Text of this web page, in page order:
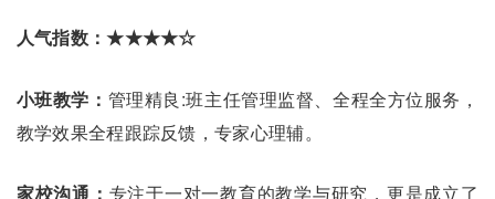
人气指数：★★★★☆
小班教学： 管理精良:班主任管理监督、全程全方位服务，
教学效果全程跟踪反馈，专家心理辅。
家校沟通： 专注于一对一教育的教学与研究，更是成立了